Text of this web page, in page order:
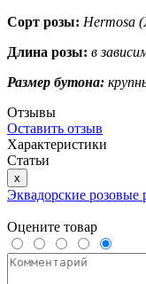
Сорт розы: Hermosa
Длина розы: в
Размер бутона:
Отзывы
Оставить отзыв
Характеристики
Статьи
x
Эквадорские розовые
Оцените товар